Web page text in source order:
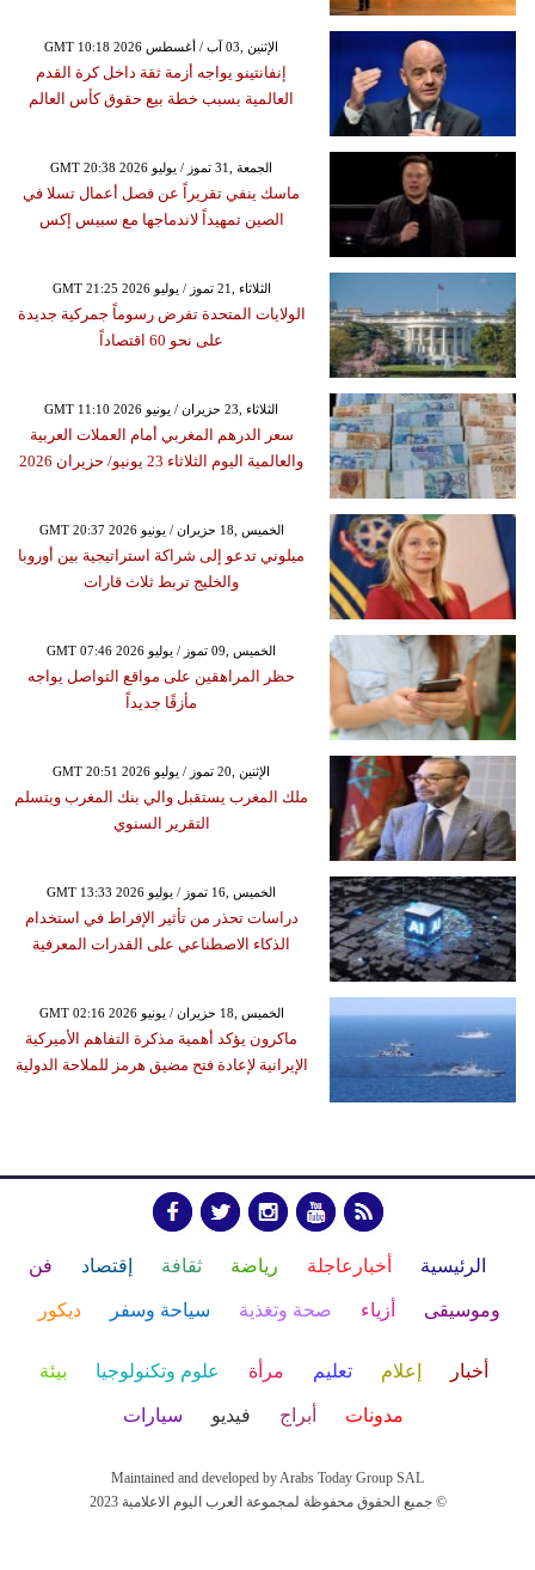
GMT 10:18 2026 الإثنين ,03 آب / أغسطس
إنفانتينو يواجه أزمة ثقة داخل كرة القدم
العالمية بسبب خطة بيع حقوق كأس العالم
GMT 20:38 2026 الجمعة ,31 تموز / يوليو
ماسك ينفي تقريراً عن فصل أعمال تسلا في
الصين تمهيداً لاندماجها مع سبيس إكس
GMT 21:25 2026 الثلاثاء ,21 تموز / يوليو
الولايات المتحدة تفرض رسوماً جمركية جديدة
على نحو 60 اقتصاداً
GMT 11:10 2026 الثلاثاء ,23 حزيران / يونيو
سعر الدرهم المغربي أمام العملات العربية
والعالمية اليوم الثلاثاء 23 يونيو/ حزيران 2026
GMT 20:37 2026 الخميس ,18 حزيران / يونيو
ميلوني تدعو إلى شراكة استراتيجية بين أوروبا
والخليج تربط ثلاث قارات
GMT 07:46 2026 الخميس ,09 تموز / يوليو
حظر المراهقين على مواقع التواصل يواجه
مأزقًا جديداً
GMT 20:51 2026 الإثنين ,20 تموز / يوليو
ملك المغرب يستقبل والي بنك المغرب ويتسلم
التقرير السنوي
GMT 13:33 2026 الخميس ,16 تموز / يوليو
دراسات تحذر من تأثير الإفراط في استخدام
الذكاء الاصطناعي على القدرات المعرفية
GMT 02:16 2026 الخميس ,18 حزيران / يونيو
ماكرون يؤكد أهمية مذكرة التفاهم الأميركية
الإيرانية لإعادة فتح مضيق هرمز للملاحة الدولية
الرئيسية أخبارعاجلة رياضة ثقافة إقتصاد فن
وموسيقى أزياء صحة وتغذية سياحة وسفر ديكور
أخبار إعلام تعليم مرأة علوم وتكنولوجيا بيئة
مدونات أبراج فيديو سيارات
Maintained and developed by Arabs Today Group SAL
جميع الحقوق محفوظة لمجموعة العرب اليوم الاعلامية 2023 ©